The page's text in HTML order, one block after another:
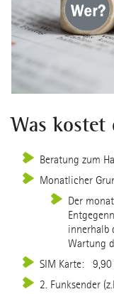
Was
Beratung zum
Monatlicher
Der
innerhalb
Wartung
SIM Karte:
2. Funksender